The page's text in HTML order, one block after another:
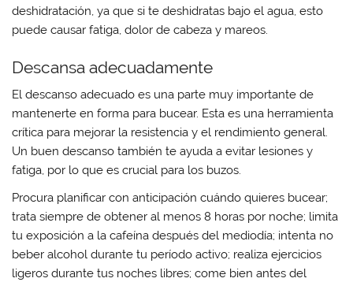
deshidratación, ya que si te deshidratas bajo el agua, esto
puede causar fatiga, dolor de cabeza y mareos.
Descansa adecuadamente
El descanso adecuado es una parte muy importante de
mantenerte en forma para bucear. Esta es una herramienta
crítica para mejorar la resistencia y el rendimiento general.
Un buen descanso también te ayuda a evitar lesiones y
fatiga, por lo que es crucial para los buzos.
Procura planificar con anticipación cuándo quieres bucear;
trata siempre de obtener al menos 8 horas por noche; limita
tu exposición a la cafeína después del mediodía; intenta no
beber alcohol durante tu período activo; realiza ejercicios
ligeros durante tus noches libres; come bien antes del